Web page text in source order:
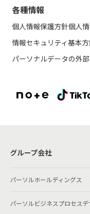
各種情報
個人情報保護方針個人
情報セキュリティ基本
パーソナルデータの外
グループ会社
パーソルホールディングス
パーソルビジネスプロセスデ